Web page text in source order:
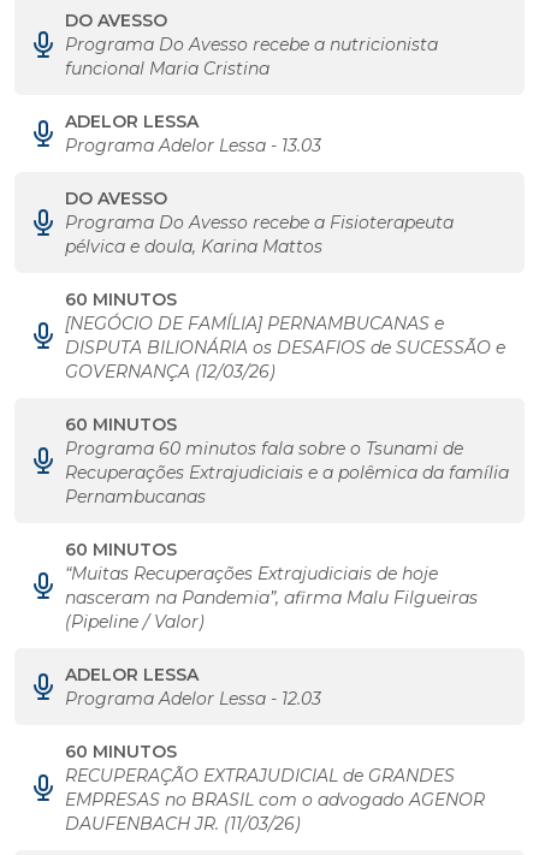
DO AVESSO
Programa Do Avesso recebe a nutricionista
funcional Maria Cristina
ADELOR LESSA
Programa Adelor Lessa - 13.03
DO AVESSO
Programa Do Avesso recebe a Fisioterapeuta
pélvica e doula, Karina Mattos
60 MINUTOS
[NEGÓCIO DE FAMÍLIA] PERNAMBUCANAS e
DISPUTA BILIONÁRIA os DESAFIOS de SUCESSÃO e
GOVERNANÇA (12/03/26)
60 MINUTOS
Programa 60 minutos fala sobre o Tsunami de
Recuperações Extrajudiciais e a polêmica da família
Pernambucanas
60 MINUTOS
“Muitas Recuperações Extrajudiciais de hoje
nasceram na Pandemia”, afirma Malu Filgueiras
(Pipeline / Valor)
ADELOR LESSA
Programa Adelor Lessa - 12.03
60 MINUTOS
RECUPERAÇÃO EXTRAJUDICIAL de GRANDES
EMPRESAS no BRASIL com o advogado AGENOR
DAUFENBACH JR. (11/03/26)